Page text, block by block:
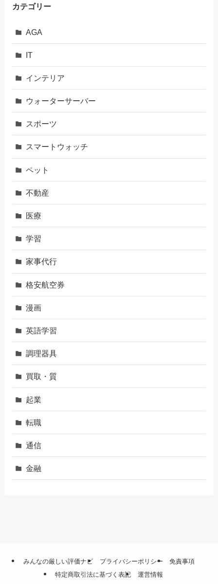
カテゴリー
AGA
IT
インテリア
ウォーターサーバー
スポーツ
スマートウォッチ
ペット
不動産
医療
学習
家事代行
格安航空券
漫画
英語学習
調理器具
買取・質
起業
転職
通信
金融
みんなの厳しい評価ナビ プライバシーポリシー
免責事項
特定商取引法に基づく表記
運営情報